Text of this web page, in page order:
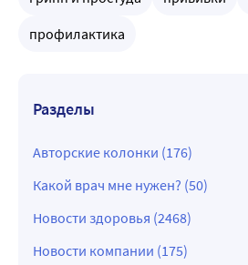
профилактика
Разделы
Авторские колонки (176)
Какой врач мне нужен? (50)
Новости здоровья (2468)
Новости компании (175)